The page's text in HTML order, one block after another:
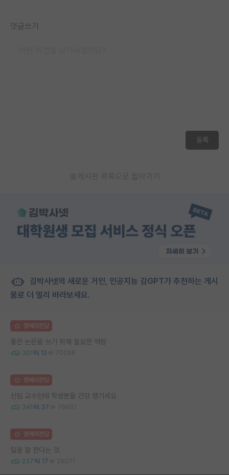
댓글쓰기
등록
게시판 목록으로 돌아가기
김박사넷의 새로운 거인, 인공지능 김GPT가 추천하는 게시
물로 더 멀리 바라보세요.
명예의전당
좋은 논문을 쓰기 위해 필요한 역량
301 12 70096
명예의전당
신임 교수인데 학생분들 건강 챙기세요
341 37 76601
명예의전당
일을 잘 한다는 것.
237 17 29071